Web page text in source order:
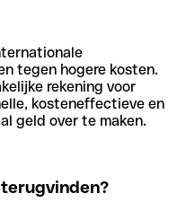
tegen hogere kosten.
rekening voor
kosteneffectieve en
geld over te maken.
terugvinden?